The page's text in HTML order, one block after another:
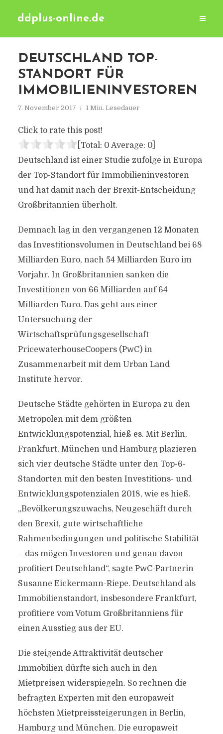
ddplus-online.de
DEUTSCHLAND TOP-
STANDORT FÜR
IMMOBILIENINVESTOREN
7. November 2017 1 Min. Lesedauer
Click to rate this post!
[Total: 0 Average: 0]
Deutschland ist einer Studie zufolge in Europa
der Top-Standort für Immobilieninvestoren
und hat damit nach der Brexit-Entscheidung
Großbritannien überholt.
Demnach lag in den vergangenen 12 Monaten
das Investitionsvolumen in Deutschland bei 68
Milliarden Euro, nach 54 Milliarden Euro im
Vorjahr. In Großbritannien sanken die
Investitionen von 66 Milliarden auf 64
Milliarden Euro. Das geht aus einer
Untersuchung der
Wirtschaftsprüfungsgesellschaft
PricewaterhouseCoopers (PwC) in
Zusammenarbeit mit dem Urban Land
Institute hervor.
Deutsche Städte gehörten in Europa zu den
Metropolen mit dem größten
Entwicklungspotenzial, hieß es. Mit Berlin,
Frankfurt, München und Hamburg plazieren
sich vier deutsche Städte unter den Top-6-
Standorten mit den besten Investitions- und
Entwicklungspotenzialen 2018, wie es hieß.
„Bevölkerungszuwachs, Neugeschäft durch
den Brexit, gute wirtschaftliche
Rahmenbedingungen und politische Stabilität
– das mögen Investoren und genau davon
profitiert Deutschland“, sagte PwC-Partnerin
Susanne Eickermann-Riepe. Deutschland als
Immobilienstandort, insbesondere Frankfurt,
profitiere vom Votum Großbritanniens für
einen Ausstieg aus der EU.
Die steigende Attraktivität deutscher
Immobilien dürfte sich auch in den
Mietpreisen widerspiegeln. So rechnen die
befragten Experten mit den europaweit
höchsten Mietpreissteigerungen in Berlin,
Hamburg und München. Die europaweit